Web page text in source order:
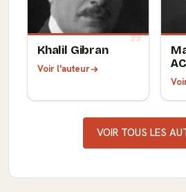
Khalil Gibran
Voir l'auteur
VOIR TOUS LES